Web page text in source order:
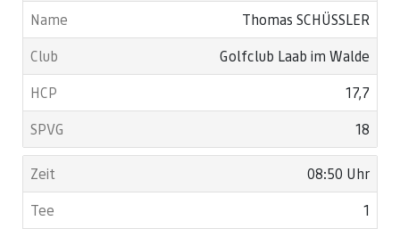
Thomas SCHÜSSLER
Golfclub Laab im Walde
17,7
18
08:50 Uhr
1